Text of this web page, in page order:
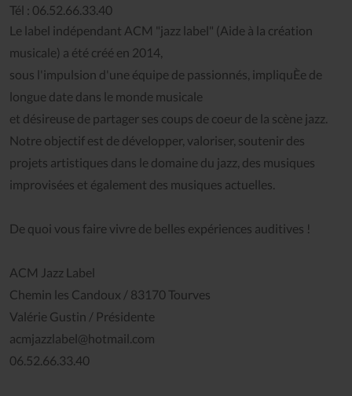
Tél : 06.52.66.33.40
Le label indépendant ACM "jazz label" (Aide à la création
musicale) a été créé en 2014,
sous l'impulsion d'une équipe de passionnés, impliquÈe de
longue date dans le monde musicale
et désireuse de partager ses coups de coeur de la scène jazz.
Notre objectif est de développer, valoriser, soutenir des
projets artistiques dans le domaine du jazz, des musiques
improvisées et également des musiques actuelles.
De quoi vous faire vivre de belles expériences auditives !
ACM Jazz Label
Chemin les Candoux / 83170 Tourves
Valérie Gustin / Présidente
acmjazzlabel@hotmail.com
06.52.66.33.40